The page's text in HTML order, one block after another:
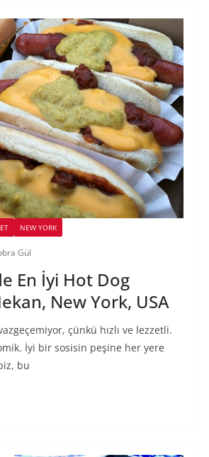
NEW YORK
Gül
En İyi Hot Dog
New York, USA
çünkü hızlı ve lezzetli.
İyi bir sosisin peşine her yere
bu